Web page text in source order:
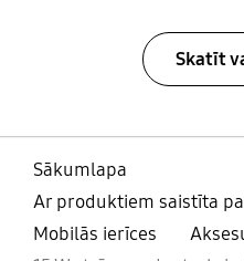
Skatīt
Sākumlapa
Ar produktiem saistīta
Mobilās ierīces